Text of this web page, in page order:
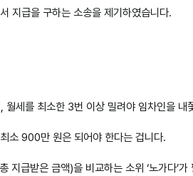
지급을 구하는 소송을 제기하였습니다.
세를 최소한 3번 이상 밀려야 임차인을
소 900만 원은 되어야 한다는 겁니다.
급받은 금액)을 비교하는 소위 ‘노가다’가